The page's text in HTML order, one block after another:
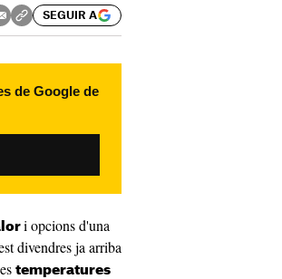
SEGUIR A
de Google de
i opcions d'una
divendres ja arriba
temperatures